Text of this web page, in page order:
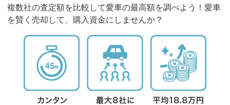
複数社の査定額を比較して愛車の最高額を調べよう！愛車
を賢く売却して、購入資金にしませんか？